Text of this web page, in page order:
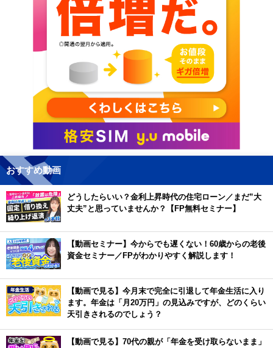
おすすめ動画
どうしたらいい？金利上昇時代の住宅ローン／まだ”大
丈夫”と思っていませんか？【FP無料セミナー】
【動画セミナー】今からでも遅くない！60歳からの老後
資金セミナー／FPがわかりやすく解説します！
【動画で見る】今月末で完全に引退して年金生活に入り
ます。年金は「月20万円」の見込みですが、どのくらい
天引きされるのでしょう？
【動画で見る】70代の親が「年金を受け取らないまま」